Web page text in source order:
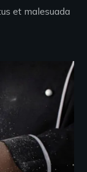
et malesuada